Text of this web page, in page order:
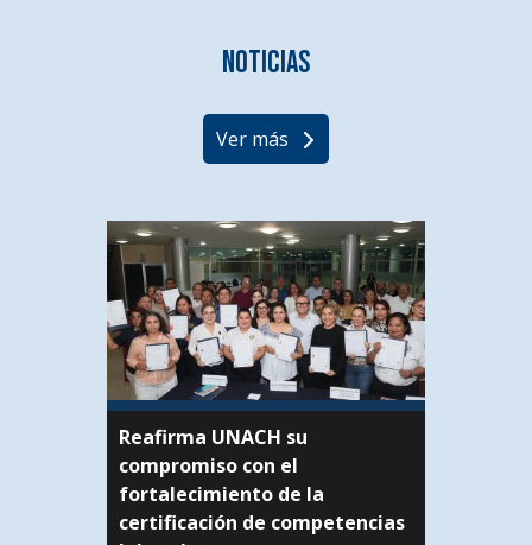
Noticias
Ver más
Reafirma UNACH su
compromiso con el
fortalecimiento de la
certificación de competencias